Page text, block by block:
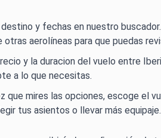
y fechas en nuestro
aerolíneas para que puedas
y la duracion del vuelo entre
a lo que necesitas.
que mires las opciones, escoge el
tus asientos o llevar más equipaje.